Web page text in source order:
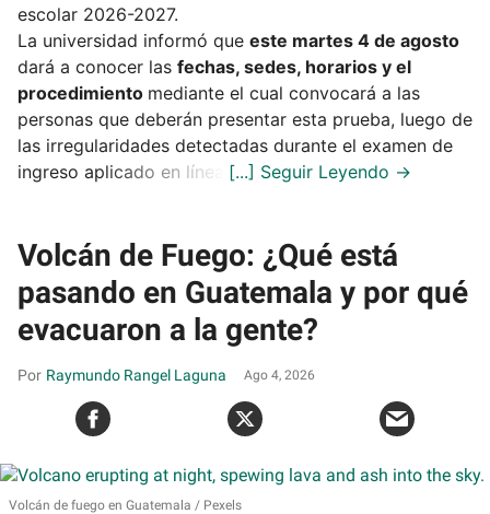
escolar 2026-2027.
La universidad informó que este martes 4 de agosto
dará a conocer las fechas, sedes, horarios y el
procedimiento mediante el cual convocará a las
personas que deberán presentar esta prueba, luego de
las irregularidades detectadas durante el examen de
ingreso aplicado en línea.
Volcán de Fuego: ¿Qué está
pasando en Guatemala y por qué
evacuaron a la gente?
Raymundo Rangel Laguna Ago 4, 2026
Volcán de fuego en Guatemala Pexels